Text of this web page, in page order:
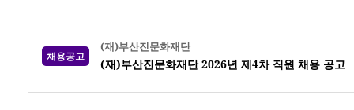
채용공고
(재)부산진문화재단
(재)부산진문화재단 2026년 제4차 직원 채용 공고